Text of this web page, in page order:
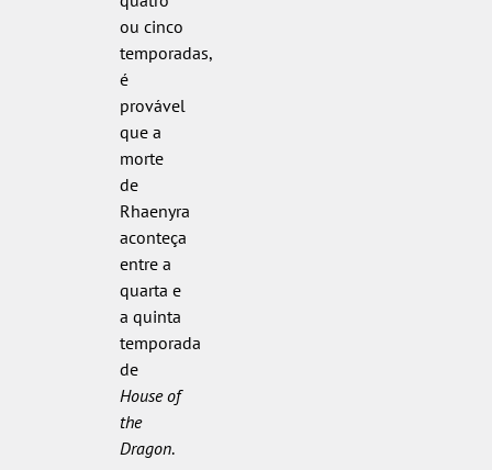
ou cinco
temporadas,
é
provável
que a
morte
de
Rhaenyra
aconteça
entre a
quarta e
a quinta
temporada
de
House of
the
Dragon.